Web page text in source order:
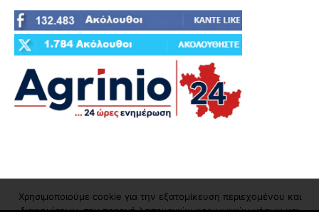
Χρησιμοποιούμε cookie για την εξατομίκευση περιεχομένου και